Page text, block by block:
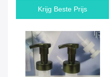
Krijg Beste Prijs